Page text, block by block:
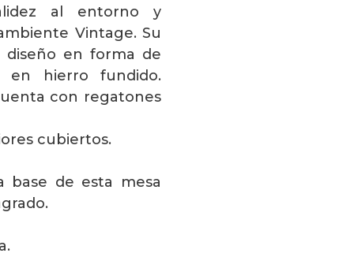
al entorno y
Vintage. Su
diseño en forma de
en hierro fundido.
con regatones
cubiertos.
base de esta mesa